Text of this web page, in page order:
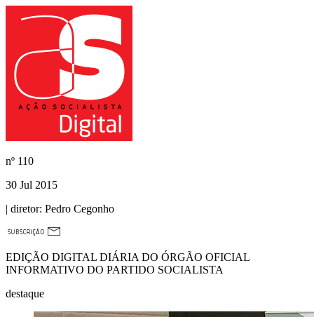
nº 110
30 Jul 2015
| diretor: Pedro Cegonho
EDIÇÃO DIGITAL DIÁRIA DO ÓRGÃO OFICIAL
INFORMATIVO DO PARTIDO SOCIALISTA
destaque